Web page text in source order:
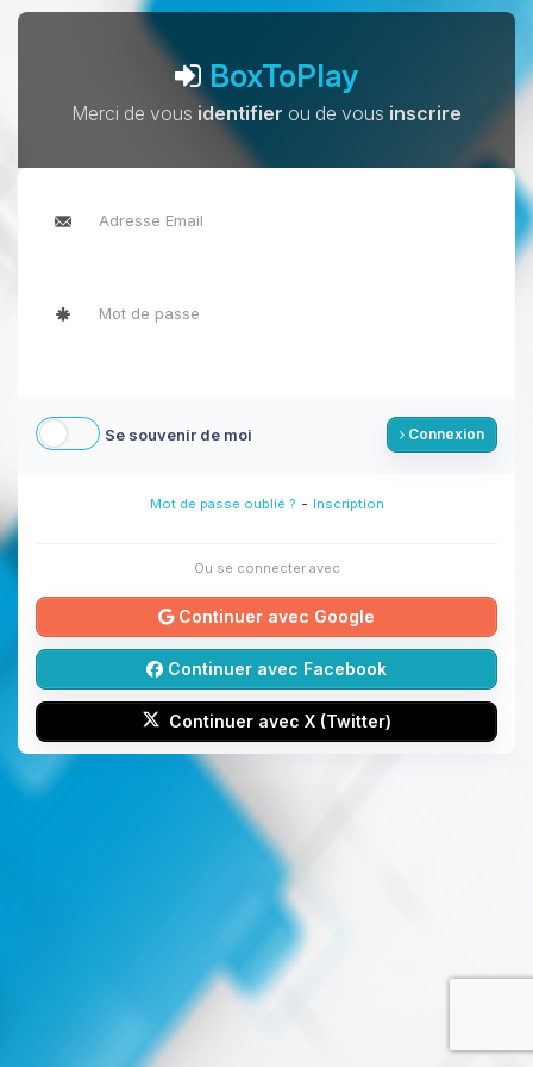
BoxToPlay
Merci de vous identifier ou de vous inscrire
Se souvenir de moi Connexion
Mot de passe oublié ? - Inscription
Ou se connecter avec
Continuer avec Google
Continuer avec Facebook
Continuer avec X (Twitter)